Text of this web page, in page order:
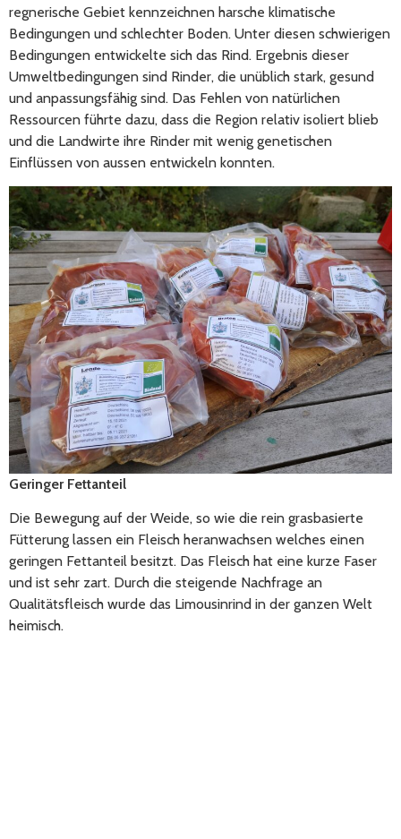
regnerische Gebiet kennzeichnen harsche klimatische
Bedingungen und schlechter Boden. Unter diesen schwierigen
Bedingungen entwickelte sich das Rind. Ergebnis dieser
Umweltbedingungen sind Rinder, die unüblich stark, gesund
und anpassungsfähig sind. Das Fehlen von natürlichen
Ressourcen führte dazu, dass die Region relativ isoliert blieb
und die Landwirte ihre Rinder mit wenig genetischen
Einflüssen von aussen entwickeln konnten.
Geringer Fettanteil
Die Bewegung auf der Weide, so wie die rein grasbasierte
Fütterung lassen ein Fleisch heranwachsen welches einen
geringen Fettanteil besitzt. Das Fleisch hat eine kurze Faser
und ist sehr zart. Durch die steigende Nachfrage an
Qualitätsfleisch wurde das Limousinrind in der ganzen Welt
heimisch.​